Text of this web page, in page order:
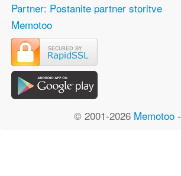
Partner: Postanite partner storitve
Memotoo
© 2001-2026 Memotoo-